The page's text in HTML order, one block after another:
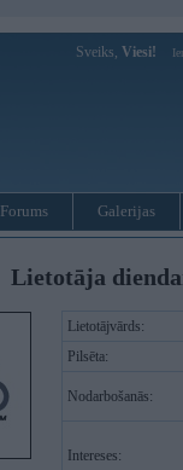
Sveiks, Viesi!
Forums Galerijas
Lietotāja
Lietotājvārds:
Pilsēta:
Nodarbošanās:
Intereses: